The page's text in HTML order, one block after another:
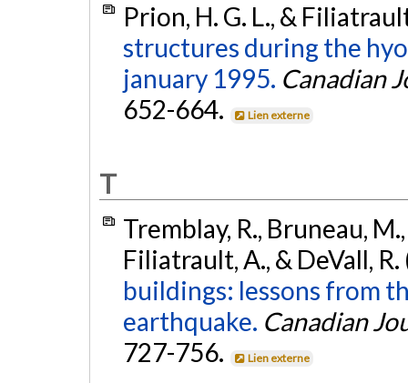
Prion, H. G. L., &
structures during the
january 1995. Canadian
652-664.
Lien externe
T
Tremblay, R., Bruneau,
Filiatrault, A., & DeVall,
buildings: lessons from
earthquake. Canadian
727-756.
Lien externe